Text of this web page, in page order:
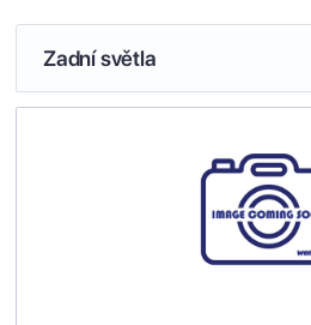
Zadní světla